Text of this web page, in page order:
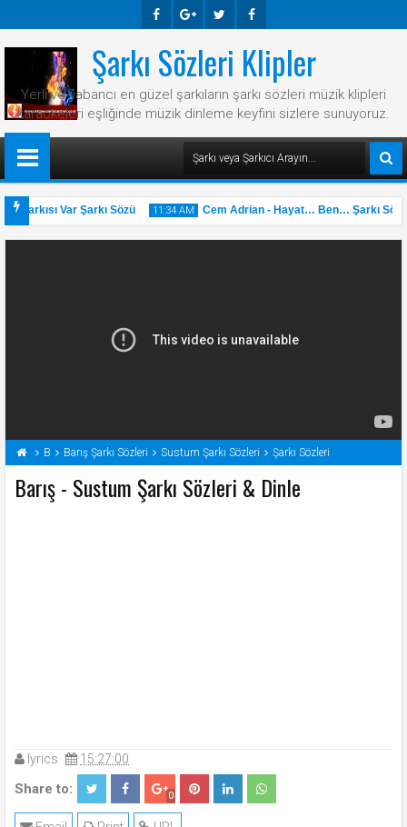
Ook E-
Plus
R Ook
Şarkı Sözleri Klipler
Yerli ve yabancı en güzel şarkıların şarkı sözleri müzik klipleri
karaokeleri eşliğinde müzik dinleme keyfini sizlere sunuyoruz.
Şarkısı Var Şarkı Sözü 11:34 AM
31 May
2025
Cem Adrian - Hayat… Ben… Şarkı Sözü
B Barış Şarkı Sözleri Sustum Şarkı Sözleri Şarkı Sözleri
Barış - Sustum Şarkı Sözleri & Dinle
lyrics 15:27:00
Share to: 0